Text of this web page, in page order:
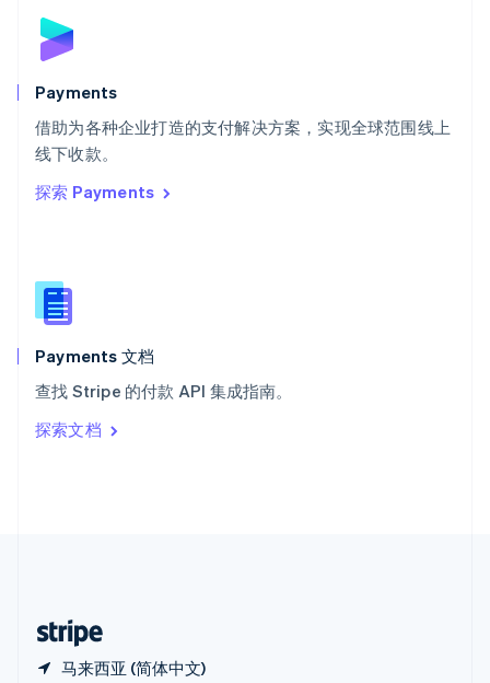
Payments
借助为各种企业打造的支付解决方案，实现全球范围线上
线下收款。
探索 Payments
Payments 文档
查找 Stripe 的付款 API 集成指南。
探索文档
马来西亚 (简体中文)
English
斯洛文尼亚
泰国
ไทยEnglish
希腊
English
西班牙
新西兰
English
匈牙利
English
ItalianoEnglish
印度
English